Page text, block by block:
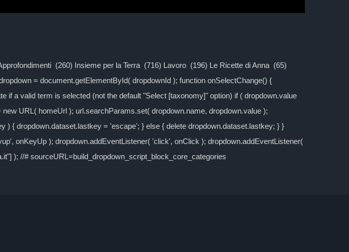
(260) Insieme per la Terra (716) Lavoro (196) Le Ricette di Anna (65)
= document.getElementById( dropdownId ); function onSelectChange() {
a valid term is selected (not the default "Select [taxonomy]" option) if ( dropdown.value
URL( homeUrl ); url.searchParams.set( dropdown.name, dropdown.value );
{ dropdown.dataset.lastkey = 'escape'; } else { delete dropdown.dataset.lastkey; } }
onKeyUp ); dropdown.addEventListener( 'click', onClick ); dropdown.addEventListener(
); //# sourceURL=build_dropdown_script_block_core_categories